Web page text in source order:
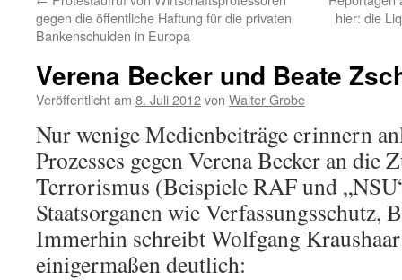
gegen die öffentliche Haftung für die privaten
Bankenschulden in Europa
hier: die
Verena Becker und Beate
Veröffentlicht am 8. Juli 2012von Walter Grobe
Nur wenige Medienbeiträge erinnern
Prozesses gegen Verena Becker an die
Terrorismus (Beispiele RAF und
Staatsorganen wie Verfassungsschutz,
Immerhin schreibt Wolfgang
einigermaßen deutlich: